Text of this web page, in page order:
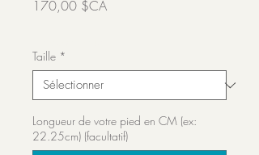
170,00 $CAPrix
Taille *
Longueur de votre pied en CM (ex:
22.25cm) (facultatif)